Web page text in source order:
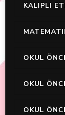
KALIPLI
OKUL
OKUL
OKUL